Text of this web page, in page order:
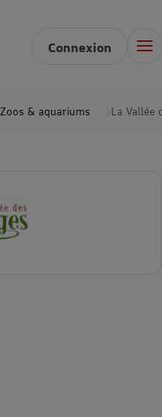
Connexion
Zoos & aquariums La Vallée